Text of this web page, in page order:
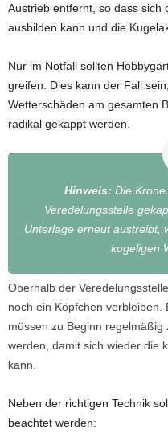
Austrieb entfernt, so dass sich
ausbilden kann und die
Nur im Notfall sollten
greifen. Dies kann der Fall
Wetterschäden am gesamten
radikal gekappt werden.
Hinweis: Die
Veredelungsstelle
Unterlage erneut austreibt,
kugeligen
Oberhalb der
noch ein Köpfchen verbleiben.
müssen zu Beginn
werden, damit sich wieder die
kann.
Neben der richtigen Technik
beachtet werden: